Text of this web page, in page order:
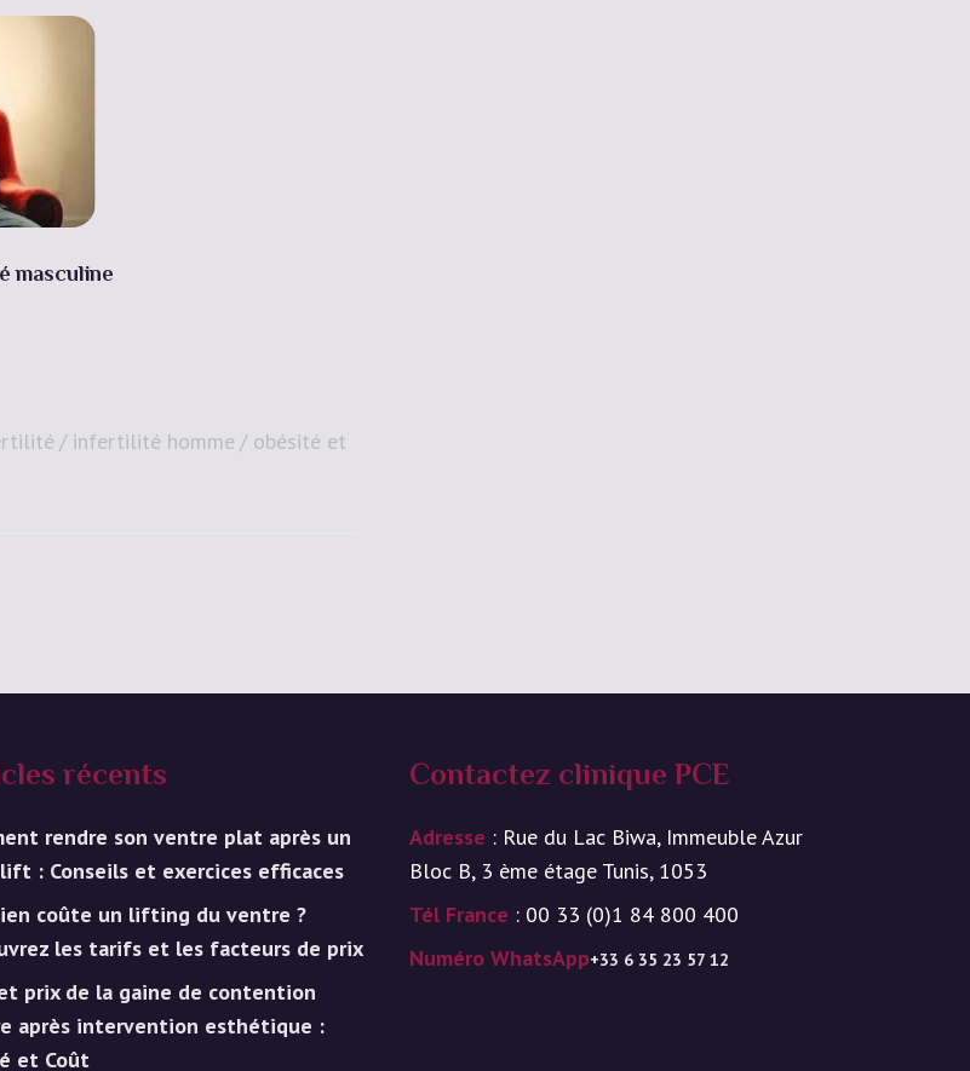
masculine
infertilité homme
obésité et
récents
rendre son ventre plat après un
: Conseils et exercices efficaces
coûte un lifting du ventre ?
les tarifs et les facteurs de prix
prix de la gaine de contention
après intervention esthétique :
et Coût
Contactez clinique PCE
Adresse : Rue du Lac Biwa, Immeuble Azur
Bloc B, 3 ème étage Tunis, 1053
Tél France : 00 33 (0)1 84 800 400
Numéro WhatsApp+33 6 35 23 57 12